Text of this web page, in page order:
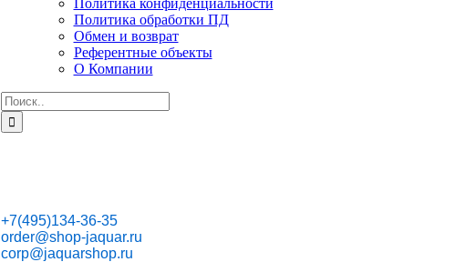
Политика конфиденциальности
Политика обработки ПД
Обмен и возврат
Референтные объекты
О Компании
Результат
поиска:
+7(495)134-36-35
order@shop-jaquar.ru
corp@jaquarshop.ru